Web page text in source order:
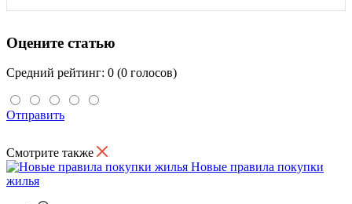
Оцените статью
Средний рейтинг: 0 (0 голосов)
Отправить
Смотрите также
Новые правила покупки
жилья